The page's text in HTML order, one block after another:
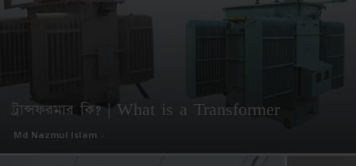
ট্রান্সফরমার কি? | What is a Transformer
Md Nazmul Islam -